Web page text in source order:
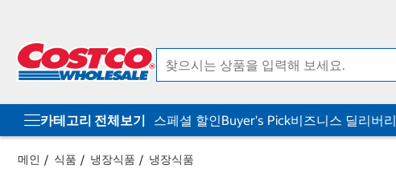
카테고리 전체보기 스페셜 할인Buyer's Pick비즈니스 딜리버리
메인 식품 냉장식품 냉장식품